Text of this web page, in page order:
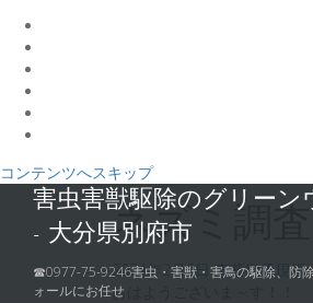
コンテンツへスキップ
害虫害獣駆除のグリーン
- 大分県別府市
☎0977-75-9246害虫・害獣・害鳥の駆除、防
ォールにお任せ
ネズミ調査
2024年2月9日 恵藤徹勇 現場
おはようございま～す！！